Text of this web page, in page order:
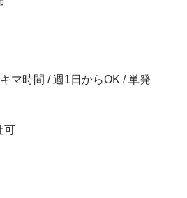
マ時間 / 週1日からOK / 単発
可